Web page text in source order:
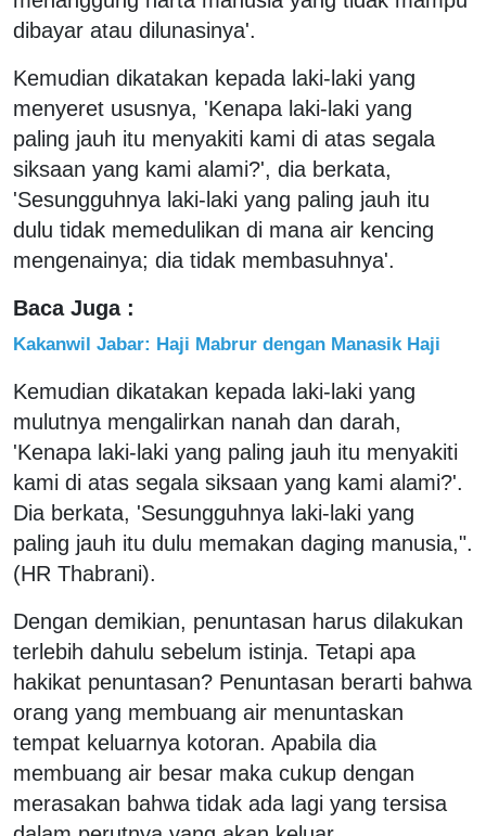
dibayar atau dilunasinya'.
Kemudian dikatakan kepada laki-laki yang
menyeret ususnya, 'Kenapa laki-laki yang
paling jauh itu menyakiti kami di atas segala
siksaan yang kami alami?', dia berkata,
'Sesungguhnya laki-laki yang paling jauh itu
dulu tidak memedulikan di mana air kencing
mengenainya; dia tidak membasuhnya'.
Baca Juga :
Kakanwil Jabar: Haji Mabrur dengan Manasik Haji
Kemudian dikatakan kepada laki-laki yang
mulutnya mengalirkan nanah dan darah,
'Kenapa laki-laki yang paling jauh itu menyakiti
kami di atas segala siksaan yang kami alami?'.
Dia berkata, 'Sesungguhnya laki-laki yang
paling jauh itu dulu memakan daging manusia,".
(HR Thabrani).
Dengan demikian, penuntasan harus dilakukan
terlebih dahulu sebelum istinja. Tetapi apa
hakikat penuntasan? Penuntasan berarti bahwa
orang yang membuang air menuntaskan
tempat keluarnya kotoran. Apabila dia
membuang air besar maka cukup dengan
merasakan bahwa tidak ada lagi yang tersisa